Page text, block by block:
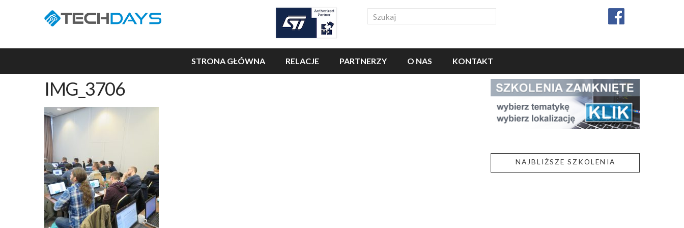
Search
STRONA GŁÓWNA RELACJE PARTNERZY O NAS KONTAKT
IMG_3706
NAJBLIŻSZE SZKOLENIA